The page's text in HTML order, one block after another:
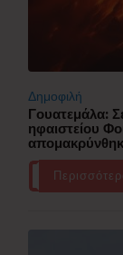
Δημοφιλή
Γουατεμάλα:
ηφαιστείου